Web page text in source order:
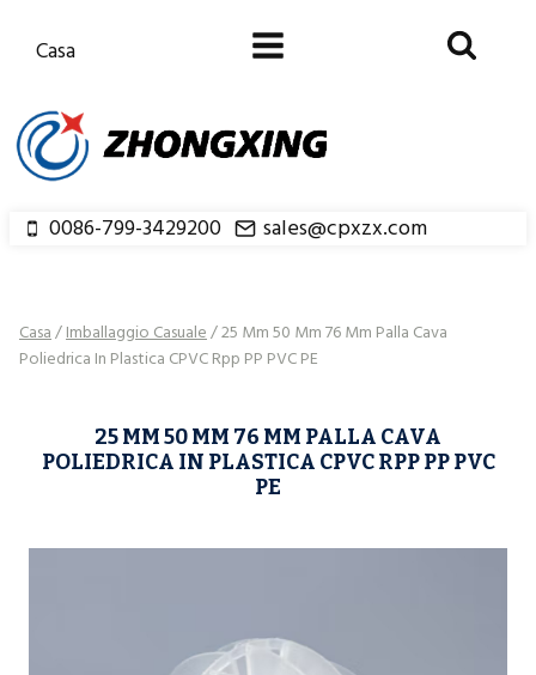
Casa
0086-799-3429200 sales@cpxzx.com
Casa/Imballaggio Casuale/25 Mm 50 Mm 76 Mm Palla Cava
Poliedrica In Plastica CPVC Rpp PP PVC PE
25 MM 50 MM 76 MM PALLA CAVA
POLIEDRICA IN PLASTICA CPVC RPP PP PVC
PE